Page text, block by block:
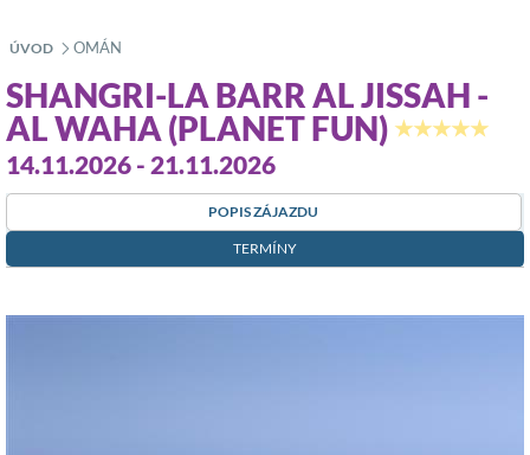
ÚVOD »
OMÁN
SHANGRI-LA BARR AL JISSAH -
AL WAHA (PLANET FUN) ★★★★★
14.11.2026 - 21.11.2026
POPIS ZÁJAZDU
TERMÍNY